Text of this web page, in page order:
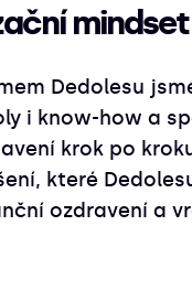
mindset
Dedolesu
i know-how a
krok po
které
ozdravení a